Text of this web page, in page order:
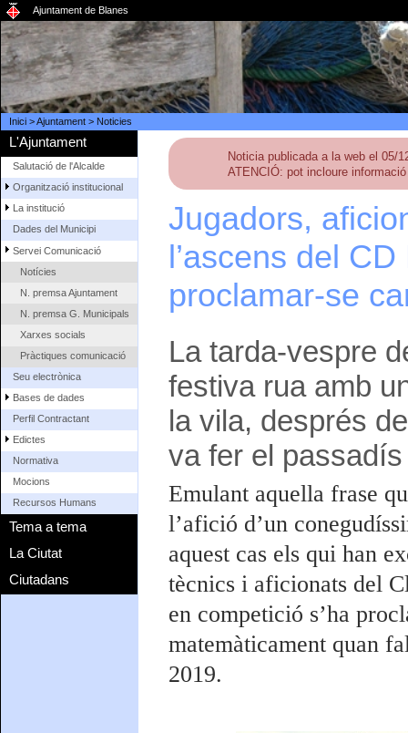
Ajuntament de Blanes
Inici>Ajuntament> Noticies
L'Ajuntament
Salutació de l'Alcalde
Organització institucional
La institució
Dades del Municipi
Servei Comunicació
Notícies
N. premsa Ajuntament
N. premsa G. Municipals
Xarxes socials
Pràctiques comunicació
Seu electrònica
Bases de dades
Perfil Contractant
Edictes
Normativa
Mocions
Recursos Humans
Tema a tema
La Ciutat
Ciutadans
Noticia publicada a la web el 05/
ATENCIÓ: pot incloure
Jugadors,
l’ascens del
proclamar-se
La tarda-vespre
festiva rua amb
la vila, després
va fer el passadís
Emulant aquella frase
l’afició d’un
aquest cas els qui han
tècnics i aficionats del
en competició s’ha
matemàticament quan
2019.